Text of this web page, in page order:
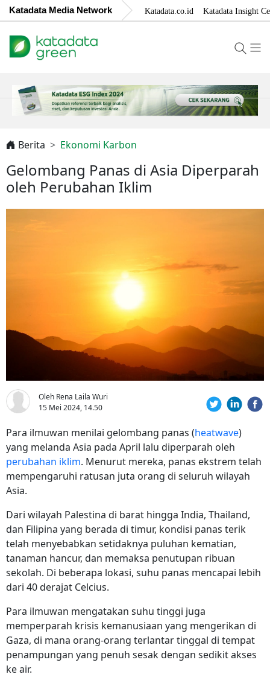
Katadata Media Network Katadata.co.id Katadata Insight
Berita Ekonomi Karbon
Gelombang Panas di Asia Diperparah
oleh Perubahan Iklim
Oleh Rena Laila Wuri
15 Mei 2024, 14.50
Para ilmuwan menilai gelombang panas (heatwave)
yang melanda Asia pada April lalu diperparah oleh
perubahan iklim. Menurut mereka, panas ekstrem telah
mempengaruhi ratusan juta orang di seluruh wilayah
Asia.
Dari wilayah Palestina di barat hingga India, Thailand,
dan Filipina yang berada di timur, kondisi panas terik
telah menyebabkan setidaknya puluhan kematian,
tanaman hancur, dan memaksa penutupan ribuan
sekolah. Di beberapa lokasi, suhu panas mencapai lebih
dari 40 derajat Celcius.
Para ilmuwan mengatakan suhu tinggi juga
memperparah krisis kemanusiaan yang mengerikan di
Gaza, di mana orang-orang terlantar tinggal di tempat
penampungan yang penuh sesak dengan sedikit akses
ke air.